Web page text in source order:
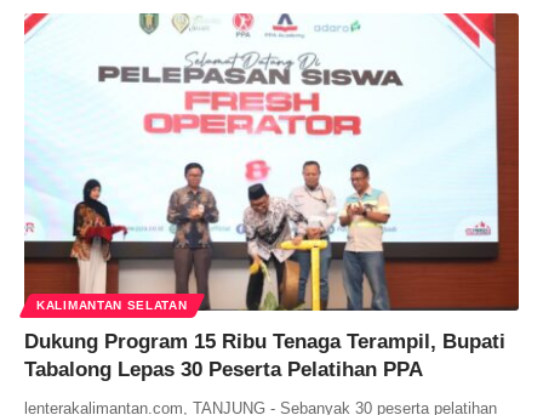
KALIMANTAN SELATAN
Dukung Program 15 Ribu Tenaga Terampil, Bupati
Tabalong Lepas 30 Peserta Pelatihan PPA
lenterakalimantan.com, TANJUNG - Sebanyak 30 peserta pelatihan